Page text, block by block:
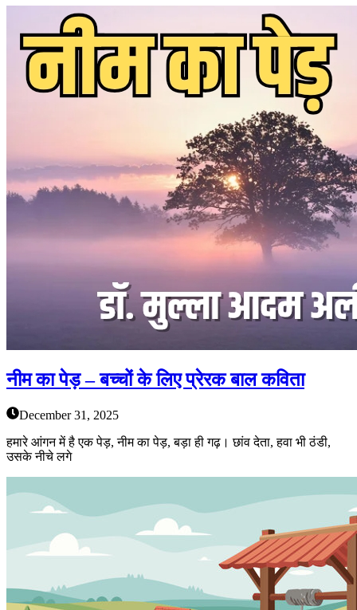
नीम का पेड़ – बच्चों के लिए प्रेरक बाल कविता
December 31, 2025
हमारे आंगन में है एक पेड़, नीम का पेड़, बड़ा ही गढ़। छांव देता, हवा भी ठंडी,
उसके नीचे लगे